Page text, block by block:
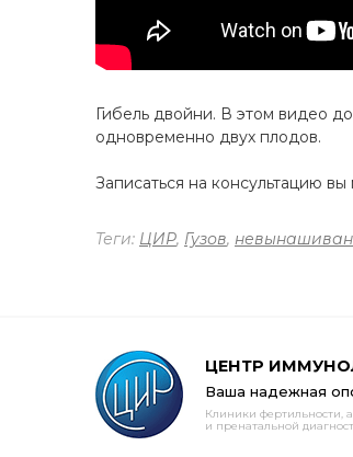
Гибель двойни. В этом видео
одновременно двух плодов.
Записаться на консультацию
Теги: ЦИР, Гузов,
ЦЕНТР
Ваша надежная
Клиники фертильности,
и пренатальной